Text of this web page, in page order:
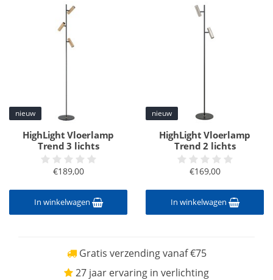
nieuw
HighLight Vloerlamp
Trend 3 lichts
€189,00
In winkelwagen
nieuw
HighLight Vloerlamp
Trend 2 lichts
€169,00
In winkelwagen
Gratis verzending vanaf €75
27 jaar ervaring in verlichting